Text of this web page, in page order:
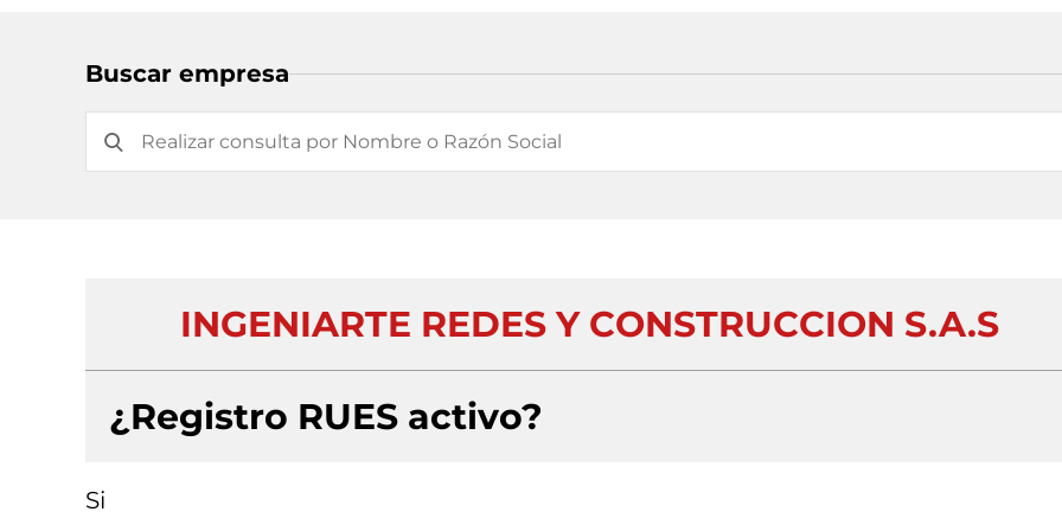
Buscar empresa
INGENIARTE REDES Y CONSTRUCCION S.A.S
¿Registro RUES activo?
Si